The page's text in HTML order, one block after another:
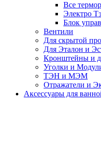
Все
Электро
Блок
Вентили
Для скрытой
Для Эталон и
Кронштейны и
Уголки и
ТЭН и МЭМ
Отражатели и
Аксессуары для